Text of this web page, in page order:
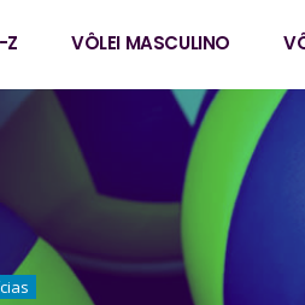
Z VÔLEI MASCULINO